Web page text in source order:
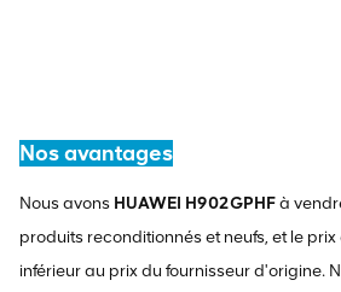
Nos avantages
Nous avons HUAWEI H902GPHFà
produits reconditionnés et neufs, et le
inférieur au prix du fournisseur d'origine.